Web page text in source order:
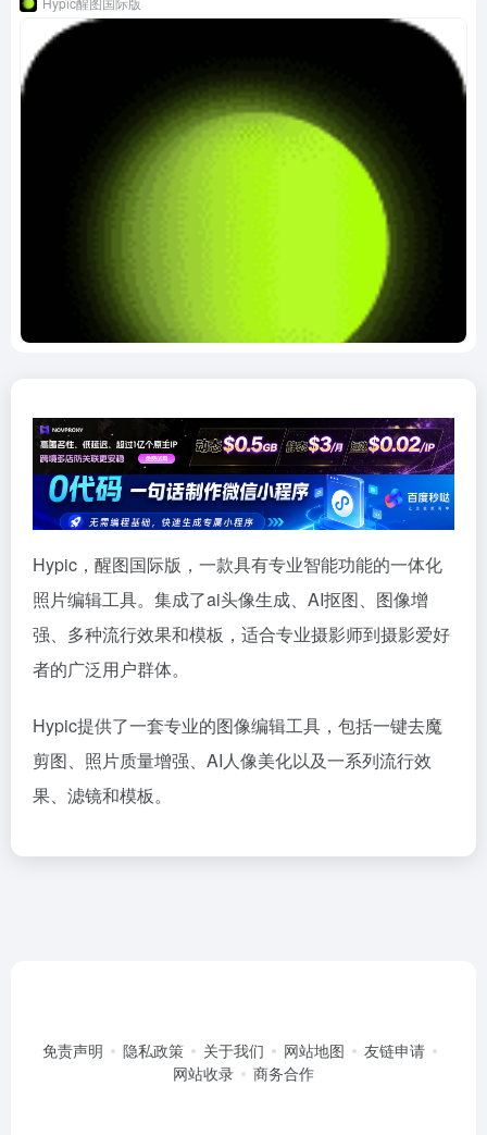
Hypic，醒图国际版，一款具有专业智能功能的一体化
照片编辑工具。集成了ai头像生成、AI抠图、图像增
强、多种流行效果和模板，适合专业摄影师到摄影爱好
者的广泛用户群体。
Hypic提供了一套专业的图像编辑工具，包括一键去魔
剪图、照片质量增强、AI人像美化以及一系列流行效
果、滤镜和模板。
免责声明 隐私政策 关于我们 网站地图
友链申请
网站收录
商务合作